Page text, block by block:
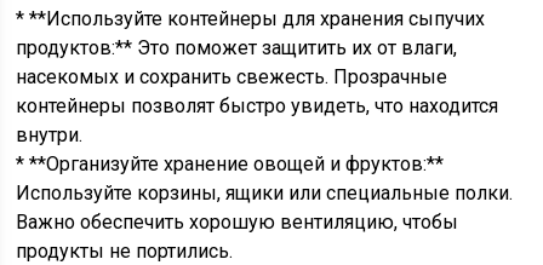
* **Используйте контейнеры для хранения сыпучих
продуктов:** Это поможет защитить их от влаги,
насекомых и сохранить свежесть. Прозрачные
контейнеры позволят быстро увидеть, что находится
внутри.
* **Организуйте хранение овощей и фруктов:**
Используйте корзины, ящики или специальные полки.
Важно обеспечить хорошую вентиляцию, чтобы
продукты не портились.